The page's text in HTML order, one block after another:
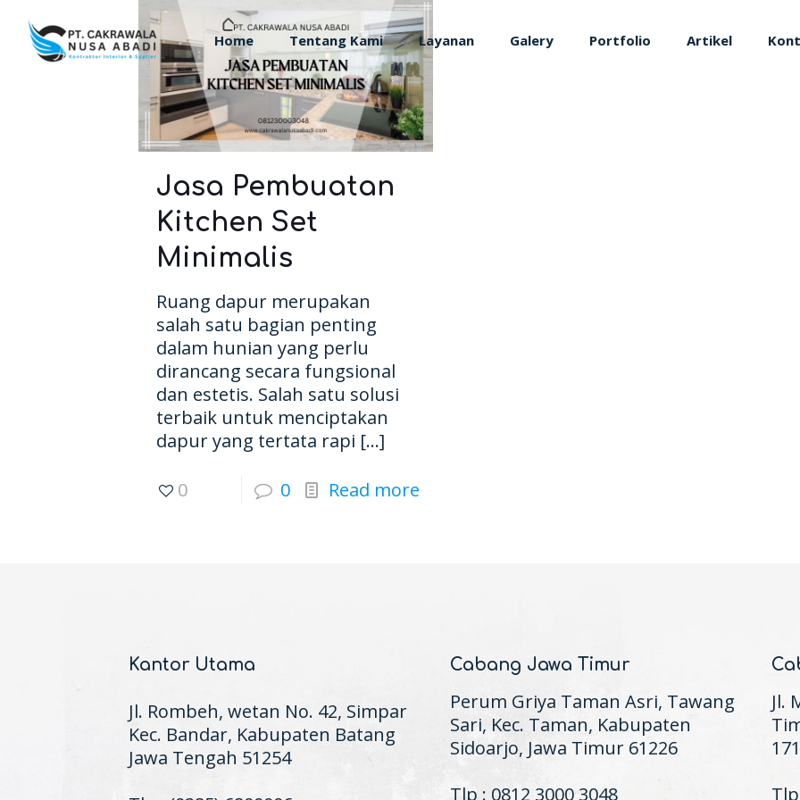
Home Tentang Kami Layanan Galery Portfolio Artikel
Jasa Pembuatan
Kitchen Set
Minimalis
Ruang dapur merupakan
salah satu bagian penting
dalam hunian yang perlu
dirancang secara fungsional
dan estetis. Salah satu solusi
terbaik untuk menciptakan
dapur yang tertata rapi […]
0 0 Read more
Kantor Utama
Jl. Rombeh, wetan No. 42, Simpar
Kec. Bandar, Kabupaten Batang
Jawa Tengah 51254
Cabang Jawa Timur
Perum Griya Taman Asri, Tawang
Sari, Kec. Taman, Kabupaten
Sidoarjo, Jawa Timur 61226
Tlp : 0812 3000 3048
Jl.